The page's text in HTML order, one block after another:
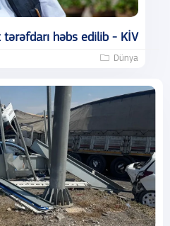
həbs edilib - KİV
Dünya